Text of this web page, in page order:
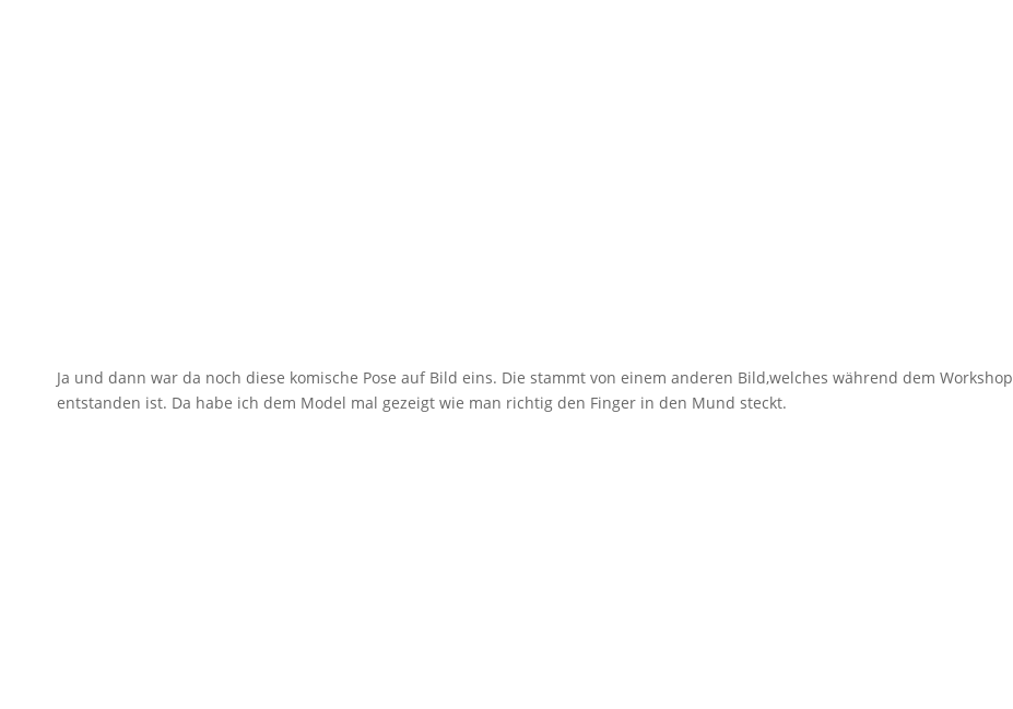
Ja und dann war da noch diese komische Pose auf Bild eins. Die stammt von einem anderen Bild,welches während dem Workshop
entstanden ist. Da habe ich dem Model mal gezeigt wie man richtig den Finger in den Mund steckt.